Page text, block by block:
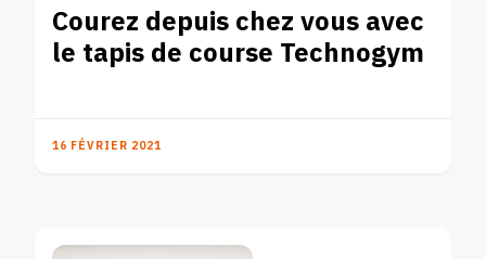
Courez depuis chez vous avec
le tapis de course Technogym
16 FÉVRIER 2021